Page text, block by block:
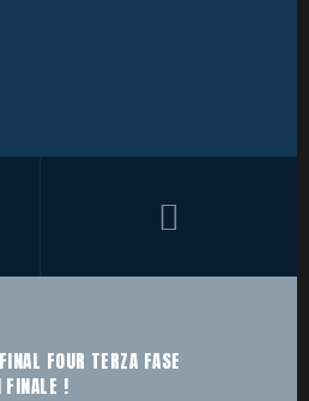
FOUR TERZA FASE
FINALE !